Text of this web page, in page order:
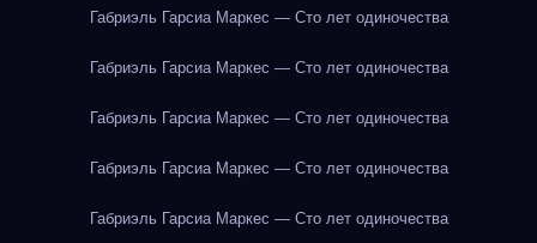
Габриэль Гарсиа Маркес — Сто лет одиночества
Габриэль Гарсиа Маркес — Сто лет одиночества
Габриэль Гарсиа Маркес — Сто лет одиночества
Габриэль Гарсиа Маркес — Сто лет одиночества
Габриэль Гарсиа Маркес — Сто лет одиночества